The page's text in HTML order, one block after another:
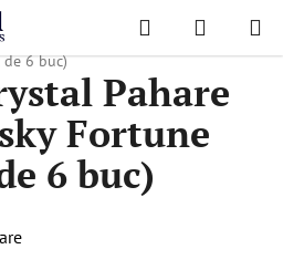
Căutare
DE
Bohemia Crystal Pahare pentru
6 buc)
Pahare
Fortune
6 buc)